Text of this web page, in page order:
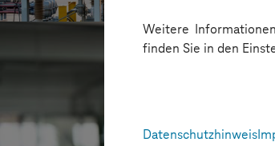
Weitere
finden Sie in den
Datenschutzhinweis